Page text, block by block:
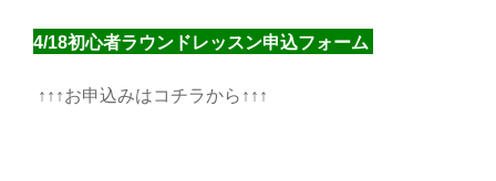
4/18初心者ラウンドレッスン申込フォーム
↑↑↑お申込みはコチラから↑↑↑